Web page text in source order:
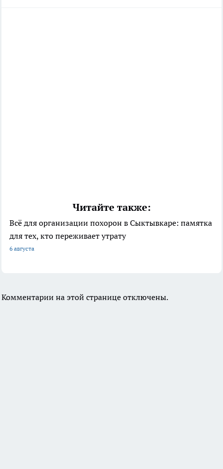
Читайте также:
Всё для организации похорон в Сыктывкаре: памятка
для тех, кто переживает утрату
6 августа
Комментарии на этой странице отключены.